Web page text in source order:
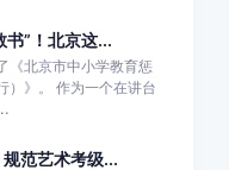
书”！北京这...
《北京市中小学教育惩
）》。 作为一个在讲台
范艺术考级...